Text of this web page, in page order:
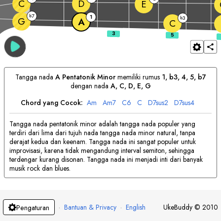
G b7 A 1 C b3
C D E
Tangga nada APentatonik Minormemiliki rumus 1, b3, 4, 5, b7
dengan nada A, C, D, E, G
Chord yang Cocok: Am Am7 C6 C D7sus2 D7sus4
Tangga nada pentatonik minor adalah tangga nada populer yang
terdiri dari lima dari tujuh nada tangga nada minor natural, tanpa
derajat kedua dan keenam. Tangga nada ini sangat populer untuk
improvisasi, karena tidak mengandung interval semiton, sehingga
terdengar kurang disonan. Tangga nada ini menjadi inti dari banyak
musik rock dan blues.
Pengaturan · Bantuan & Privacy · English UkeBuddy © 2010